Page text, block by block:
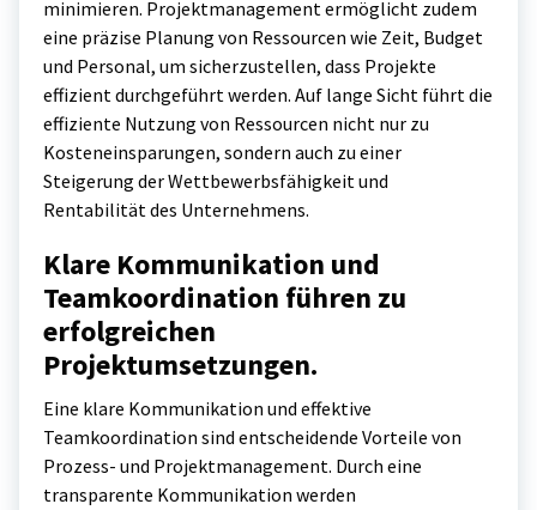
minimieren. Projektmanagement ermöglicht zudem
eine präzise Planung von Ressourcen wie Zeit, Budget
und Personal, um sicherzustellen, dass Projekte
effizient durchgeführt werden. Auf lange Sicht führt die
effiziente Nutzung von Ressourcen nicht nur zu
Kosteneinsparungen, sondern auch zu einer
Steigerung der Wettbewerbsfähigkeit und
Rentabilität des Unternehmens.
Klare Kommunikation und
Teamkoordination führen zu
erfolgreichen
Projektumsetzungen.
Eine klare Kommunikation und effektive
Teamkoordination sind entscheidende Vorteile von
Prozess- und Projektmanagement. Durch eine
transparente Kommunikation werden